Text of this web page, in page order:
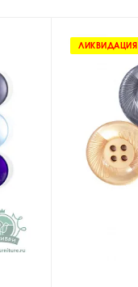
ЛИКВИДАЦИЯ